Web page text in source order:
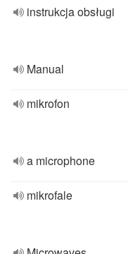
instrukcja obsługi
Manual
mikrofon
a microphone
mikrofale